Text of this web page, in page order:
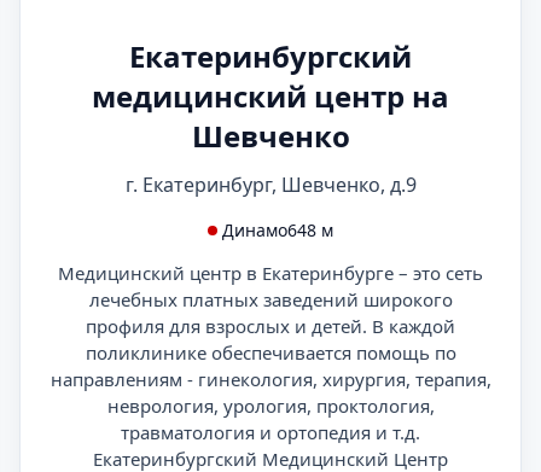
Екатеринбургский
медицинский центр на
Шевченко
г. Екатеринбург, Шевченко, д.9
Динамо648 м
Медицинский центр в Екатеринбурге – это сеть
лечебных платных заведений широкого
профиля для взрослых и детей. В каждой
поликлинике обеспечивается помощь по
направлениям - гинекология, хирургия, терапия,
неврология, урология, проктология,
травматология и ортопедия и т.д.
Екатеринбургский Медицинский Центр